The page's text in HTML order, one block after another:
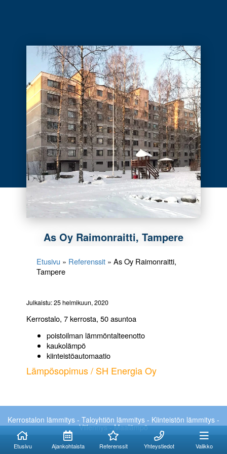
Etusivu Ajankohtaista Referenssit Yhteystiedot Valikko
As Oy Raimonraitti, Tampere
Etusivu » Referenssit »As Oy Raimonraitti,
Tampere
Julkaistu: 25 helmikuun, 2020
Kerrostalo, 7 kerrosta, 50 asuntoa
poistoilman lämmöntalteenotto
kaukolämpö
kiinteistöautomaatio
Lämpösopimus / SH Energia Oy
Kerrostalon lämmitys - Taloyhtiön lämmitys - Kiinteistön lämmitys -
Viilennys - Maalämpö
Kuinka voimme
auttaa?
Kuinka voimme
auttaa?